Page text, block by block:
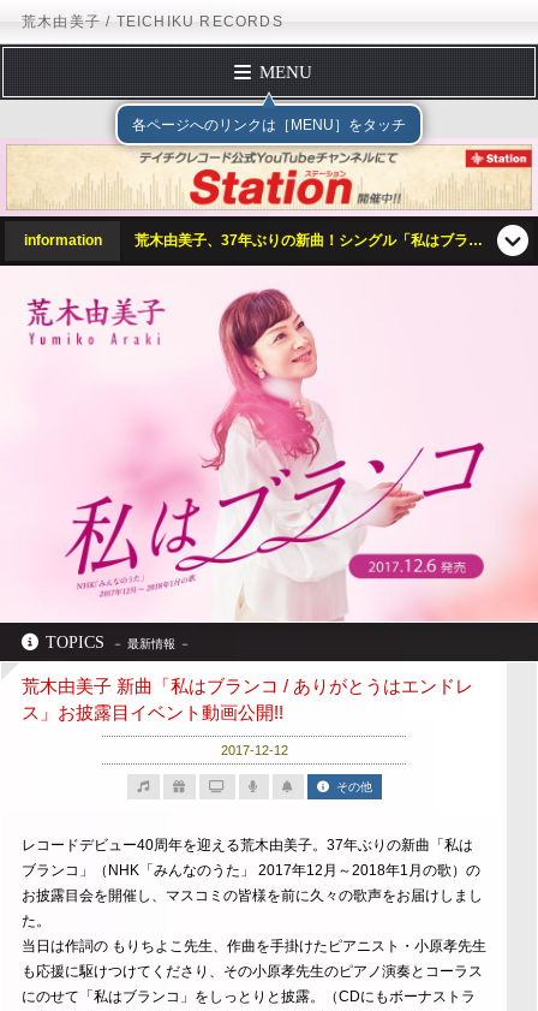
荒木由美子 / TEICHIKU RECORDS
MENU
トップページ
プロフィール
ディスコグラフィー
スケジュール
フォームメール
オフィシャルサイト テイチクオンラインショップ
テイチクエンタテインメント TEICHIKU RECORDS
荒木由美子
各ページへのリンクは［MENU］をタッチ
テイチクエンタテインメント
information 荒木由美子、37年ぶりの新曲！シングル「私はブランコ」（NHK「みんなのうた」 2017年12月～2018年1月の歌）2017年12月6日（水）発売！
TOPICS
荒木由美子 新曲「私はブランコ / ありがとうはエンドレ
ス」お披露目イベント動画公開!!
2017-12-12
その他
レコードデビュー40周年を迎える荒木由美子。37年ぶりの新曲「私は
ブランコ」（NHK「みんなのうた」 2017年12月～2018年1月の歌）の
お披露目会を開催し、マスコミの皆様を前に久々の歌声をお届けしまし
た。
当日は作詞の もりちよこ先生、作曲を手掛けたピアニスト・小原孝先生
も応援に駆けつけてくださり、その小原孝先生のピアノ演奏とコーラス
にのせて「私はブランコ」をしっとりと披露。（CDにもボーナストラ